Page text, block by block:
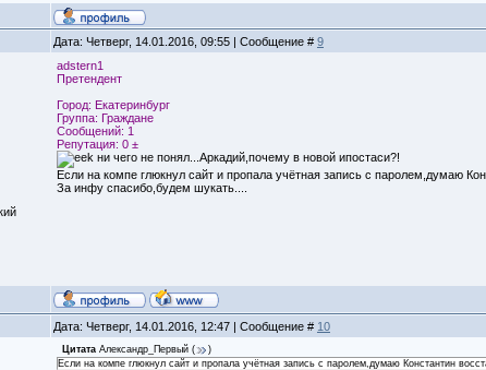
Дата: Четверг, 14.01.2016, 09:55 | Сообщение # 9
adstern1
Претендент
Город: Екатеринбург
Группа: Граждане
Сообщений: 1
Репутация: 0 ±
ни чего не понял...Аркадий,почему в новой ипостаси?!
Если на компе глюкнул сайт и пропала учётная запись с паролем,думаю
За инфу спасибо,будем шукать....
Дата: Четверг, 14.01.2016, 12:47 | Сообщение # 10
Цитата Александр_Первый(
)
Если на компе глюкнул сайт и пропала учётная запись с паролем,думаю Константин